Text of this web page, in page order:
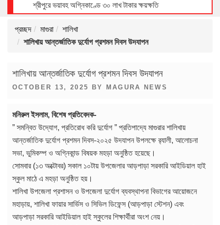
t
শ্রীপুরে ভয়াবহ অগ্নিকাণ্ডে ৩০ লাখ টাকার ক্ষয়ক্ষতি
প্রচ্ছদ মাগুরা
শালিখা
শালিখায় আন্তর্জাতিক দুর্যোগ প্রশমন দিবস উদযাপন
শালিখায় আন্তর্জাতিক দুর্যোগ প্রশমন দিবস উদযাপন
POSTED
OCTOBER 13, 2025 BY MAGURA NEWS
মনিরুল ইসলাম, বিশেষ প্রতিবেদক-
” সমন্বিত উদ্যোগ, প্রতিরোধ করি দুর্যোগ ” প্রতিপাদ্যে মাগুরার শালিখায়
আন্তর্জাতিক দুর্যোগ প্রশমন দিবস-২০২৫ উদযাপন উপলক্ষে র‍্যালী, আলোচনা
সভা, ভুমিকম্প ও অগ্নিকান্ড বিষয়ক মহড়া অনুষ্ঠিত হয়েছে।
সোমবার (১৩ অক্টোবর) সকাল ১০টায় উপজেলার আড়পাড়া সরকারি আইডিয়াল হাই
স্কুল মাঠে এ মহড়া অনুষ্ঠিত হয়।
শালিখা উপজেলা প্রশাসন ও উপজেলা দুর্যোগ ব্যবস্থাপনা বিভাগের আয়োজনে
মহাড়ায়, শালিখা ফায়ার সার্ভিস ও সিভিল ডিফেন্স (আড়পাড়া স্টেশন) এবং
আড়পাড়া সরকারি আইডিয়াল হাই স্কুলের শিক্ষার্থীরা অংশ নেয়।